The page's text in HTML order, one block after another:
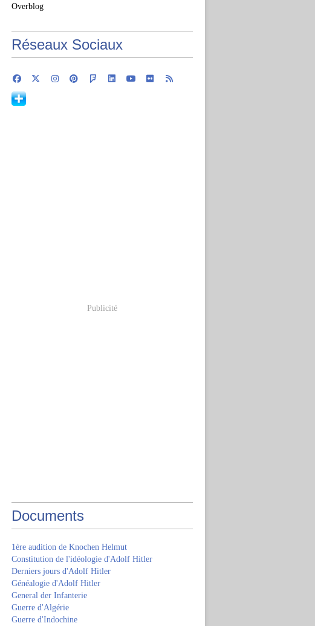
Overblog
Réseaux Sociaux
Publicité
Documents
1ère audition de Knochen Helmut
Constitution de l'idéologie d'Adolf Hitler
Derniers jours d'Adolf Hitler
Généalogie d'Adolf Hitler
General der Infanterie
Guerre d'Algérie
Guerre d'Indochine